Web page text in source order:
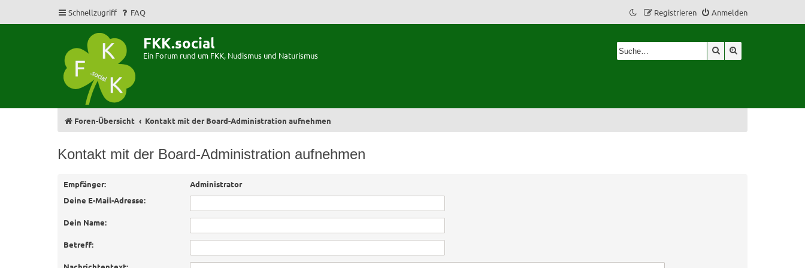
Schnellzugriff FAQ Anmelden
Registrieren
FKK.social
Ein Forum rund um FKK, Nudismus und Naturismus
Suche
Foren-Übersicht Kontakt mit der Board-Administration aufnehmen
Kontakt mit der Board-Administration aufnehmen
Empfänger:
Administrator
Deine E-Mail-Adresse:
Dein Name:
Betreff: